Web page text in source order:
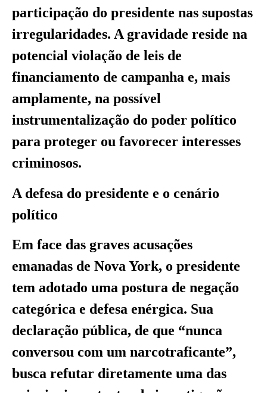
participação do presidente nas supostas
irregularidades. A gravidade reside na
potencial violação de leis de
financiamento de campanha e, mais
amplamente, na possível
instrumentalização do poder político
para proteger ou favorecer interesses
criminosos.
A defesa do presidente e o cenário
político
Em face das graves acusações
emanadas de Nova York, o presidente
tem adotado uma postura de negação
categórica e defesa enérgica. Sua
declaração pública, de que “nunca
conversou com um narcotraficante”,
busca refutar diretamente uma das